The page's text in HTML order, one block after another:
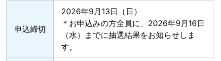
申込締切
2026年9月13日（日）
＊お申込みの方全員に、2026年9月16日
（水）までに抽選結果をお知らせしま
す。